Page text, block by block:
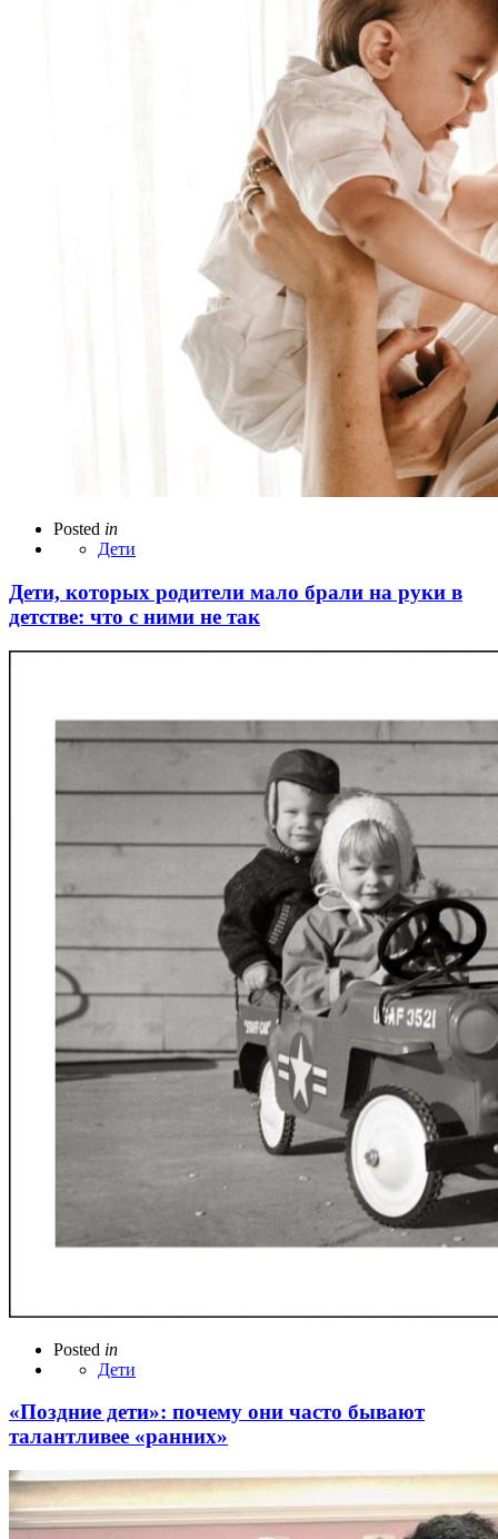
Posted in
Дети
Дети, которых родители мало брали на руки в
детстве: что с ними не так
Posted in
Дети
«Поздние дети»: почему они часто бывают
талантливее «ранних»